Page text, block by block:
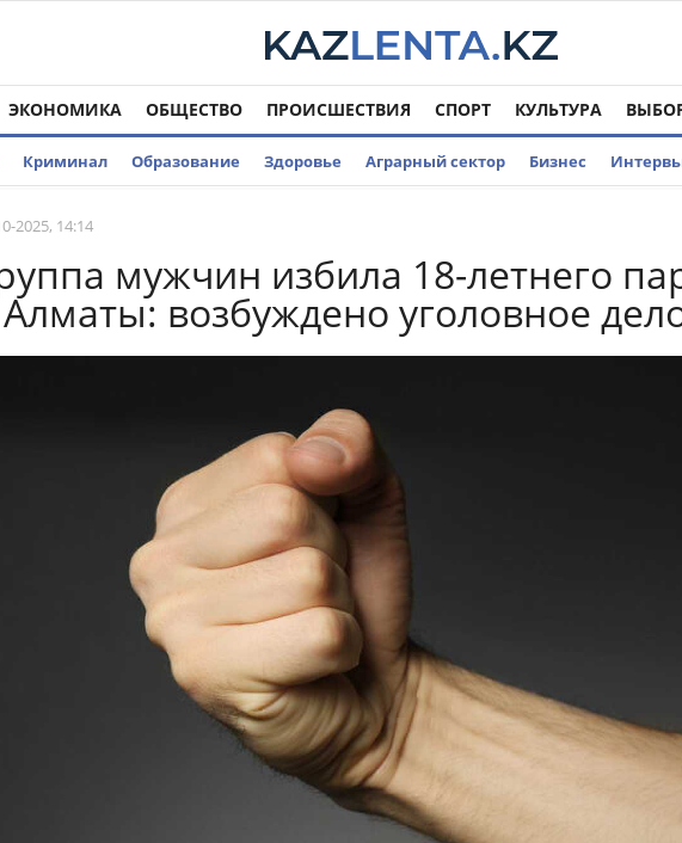
ЭКОНОМИКА ОБЩЕСТВО ПРОИСШЕСТВИЯ СПОРТ КУЛЬТУРА
Криминал Образование Здоровье Аграрный сектор Бизнес
2025, 14:14
мужчин избила 18-летнего
возбуждено уголовное